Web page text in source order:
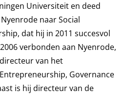
Universiteit en deed
naar Social
dat hij in 2011 succesvol
verbonden aan Nyenrode,
van het
Governance
is hij directeur van de